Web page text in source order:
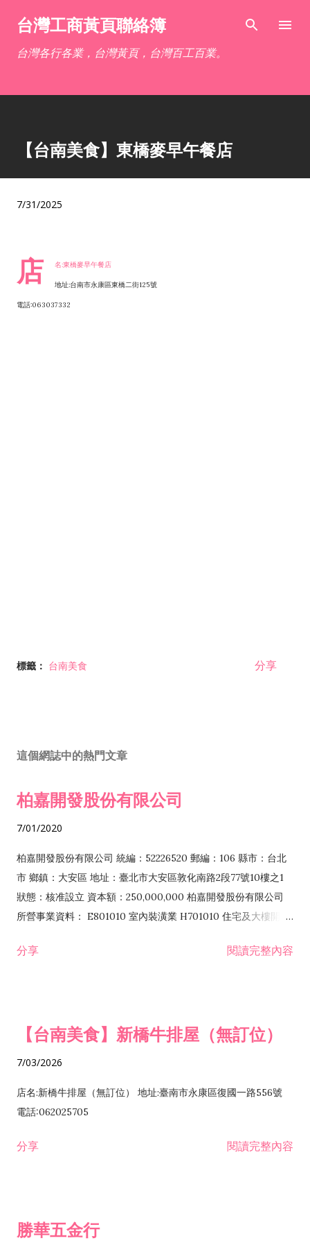
跳到主要內容
台灣工商黃頁聯絡簿
台灣各行各業，台灣黃頁，台灣百工百業。
【台南美食】東橋麥早午餐店
7/31/2025
店 名:東橋麥早午餐店
地址:台南市永康區東橋二街125號
電話:063037332
標籤： 台南美食 分享
這個網誌中的熱門文章
柏嘉開發股份有限公司
7/01/2020
柏嘉開發股份有限公司 統編：52226520 郵編：106 縣市：台北
市 鄉鎮：大安區 地址：臺北市大安區敦化南路2段77號10樓之1
狀態：核准設立 資本額：250,000,000 柏嘉開發股份有限公司
所營事業資料： E801010 室內裝潢業 H701010 住宅及大樓開發
發業 H703090 不動產買賣業 H703100 不動產租賃業 I503010
分享 閱讀完整內容
【台南美食】新橋牛排屋（無訂位）
7/03/2026
店名:新橋牛排屋（無訂位） 地址:臺南市永康區復國一路556號
電話:062025705
分享 閱讀完整內容
勝華五金行